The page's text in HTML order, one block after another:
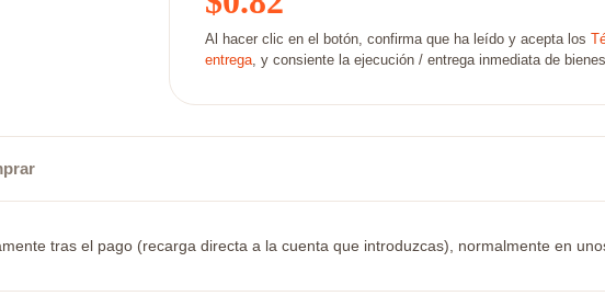
Al hacer clic en el botón, confirma que ha leído y acepta los
entrega, y consiente la ejecución / entrega inmediata de
tras el pago (recarga directa a la cuenta que introduzcas), normalmente en